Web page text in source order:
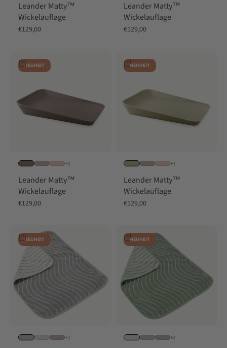
Leander Matty™
Wickelauflage
Angebot
€129,00
Leander Matty™
Wickelauflage
Angebot
€129,00
NEUHEIT
In den Warenkorb
+3
Leander Matty™
Wickelauflage
Angebot
€129,00
NEUHEIT
In den Warenkorb
+3
Leander Matty™
Wickelauflage
Angebot
€129,00
NEUHEIT
In den Warenkorb
+2
NEUHEIT
In den Warenkorb
+2